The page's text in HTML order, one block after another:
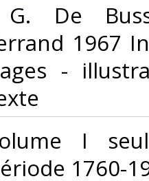
G. De
1967
-
I
1760-